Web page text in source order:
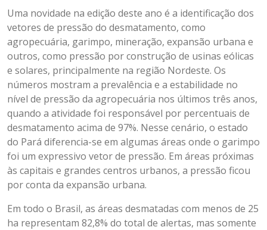
Uma novidade na edição deste ano é a identificação dos
vetores de pressão do desmatamento, como
agropecuária, garimpo, mineração, expansão urbana e
outros, como pressão por construção de usinas eólicas
e solares, principalmente na região Nordeste. Os
números mostram a prevalência e a estabilidade no
nível de pressão da agropecuária nos últimos três anos,
quando a atividade foi responsável por percentuais de
desmatamento acima de 97%. Nesse cenário, o estado
do Pará diferencia-se em algumas áreas onde o garimpo
foi um expressivo vetor de pressão. Em áreas próximas
às capitais e grandes centros urbanos, a pressão ficou
por conta da expansão urbana.
Em todo o Brasil, as áreas desmatadas com menos de 25
ha representam 82,8% do total de alertas, mas somente